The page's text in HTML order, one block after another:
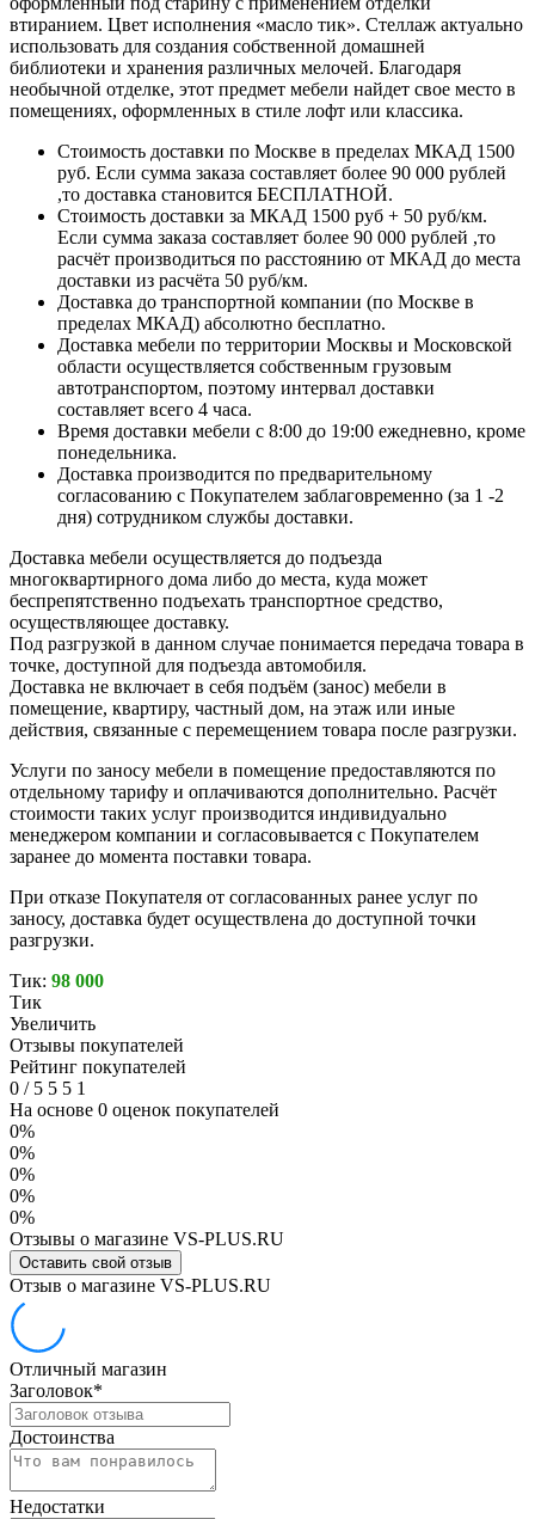
втиранием. Цвет исполнения «масло тик». Стеллаж актуально
использовать для создания собственной домашней
библиотеки и хранения различных мелочей. Благодаря
необычной отделке, этот предмет мебели найдет свое место в
помещениях, оформленных в стиле лофт или классика.
Стоимость доставки по Москве в пределах МКАД 1500
руб. Если сумма заказа составляет более 90 000 рублей
,то доставка становится БЕСПЛАТНОЙ.
Стоимость доставки за МКАД 1500 руб + 50 руб/км.
Если сумма заказа составляет более 90 000 рублей ,то
расчёт производиться по расстоянию от МКАД до места
доставки из расчёта 50 руб/км.
Доставка до транспортной компании (по Москве в
пределах МКАД) абсолютно бесплатно.
Доставка мебели по территории Москвы и Московской
области осуществляется собственным грузовым
автотранспортом, поэтому интервал доставки
составляет всего 4 часа.
Время доставки мебели с 8:00 до 19:00 ежедневно, кроме
понедельника.
Доставка производится по предварительному
согласованию с Покупателем заблаговременно (за 1 -2
дня) сотрудником службы доставки.
Доставка мебели осуществляется до подъезда
многоквартирного дома либо до места, куда может
беспрепятственно подъехать транспортное средство,
осуществляющее доставку.
Под разгрузкой в данном случае понимается передача товара в
точке, доступной для подъезда автомобиля.
Доставка не включает в себя подъём (занос) мебели в
помещение, квартиру, частный дом, на этаж или иные
действия, связанные с перемещением товара после разгрузки.
Услуги по заносу мебели в помещение предоставляются по
отдельному тарифу и оплачиваются дополнительно. Расчёт
стоимости таких услуг производится индивидуально
менеджером компании и согласовывается с Покупателем
заранее до момента поставки товара.
При отказе Покупателя от согласованных ранее услуг по
заносу, доставка будет осуществлена до доступной точки
разгрузки.
Тик: 98 000
Тик
Увеличить
Отзывы покупателей
Рейтинг покупателей
0 /5 5 5 1
На основе 0 оценок покупателей
0%
0%
0%
0%
0%
Отзывы о магазине VS-PLUS.RU
Оставить свой отзыв
Отзыв о магазине VS-PLUS.RU
Отличный магазин
Заголовок*
Достоинства
Недостатки